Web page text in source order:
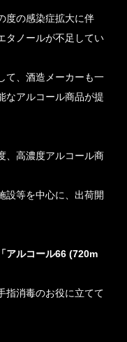
度の感染症拡大に伴
タノールが不足してい
て、酒造メーカーも一
なアルコール商品が提
、高濃度アルコール商
設等を中心に、出荷開
「アルコール66 (720m
指消毒のお役に立てて